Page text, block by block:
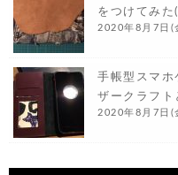
をつけてみ
2020年8月7日(
手帳型スマ
ザークラフト
2020年8月7日(